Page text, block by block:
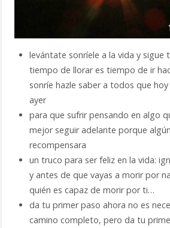
levántate sonríele a la vida y sigue
tiempo de llorar es tiempo de ir
sonríe hazle saber a todos que
ayer
para que sufrir pensando en algo
mejor seguir adelante porque
recompensara
un truco para ser feliz en la vida:
y antes de que vayas a morir por
quién es capaz de morir por ti…
da tu primer paso ahora no es
camino completo, pero da tu